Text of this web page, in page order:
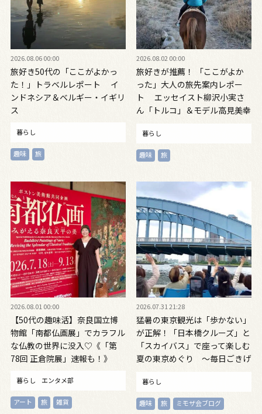
2026.08.06 00:00
旅好き50代の「ここがよかっ
た！」トラベルレポート イ
ンドネシア＆ベルギー・イギリ
ス
暮らし
趣味 旅
2026.08.02 00:00
旅好きが推薦！ 「ここがよか
った」大人の旅先案内レポー
ト エッセイスト柳沢小実さ
ん「トルコ」＆モデル高見美幸
暮らし
趣味 旅
2026.08.01 00:00
【50代の趣味活】奈良国立博
物館「南都仏画展」でカラフル
な仏教の世界に没入♡《「第
78回 正倉院展」速報も！》
暮らし エンタメ部
アート 旅 雑貨
2026.07.31 21:28
猛暑の東京観光は「歩かない」
が正解！「日本橋クルーズ」と
「スカイバス」で座って楽しむ
夏の東京めぐり ～毎日ごきげ
暮らし
趣味 旅 ミモザ会ブログ